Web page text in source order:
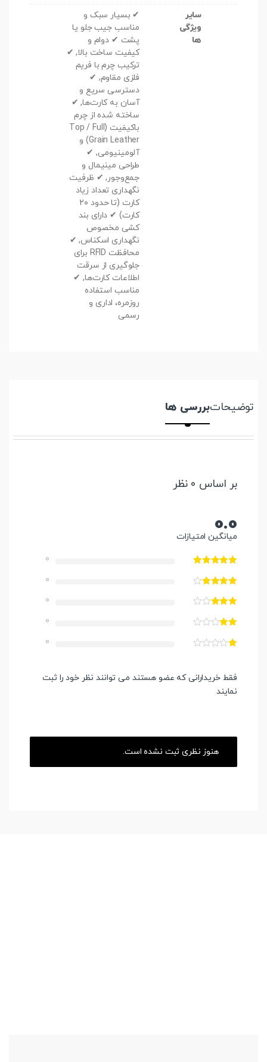
سایر
ویژگی
ها
✔ بسیار سبک و
مناسب جیب جلو یا
پشت ✔ دوام و
کیفیت ساخت بالا, ✔
ترکیب چرم با فریم
فلزی مقاوم, ✔
دسترسی سریع و
آسان به کارت‌ها, ✔
ساخته شده از چرم
باکیفیت (Top / Full
Grain Leather) و
آلومینیومی, ✔
طراحی مینیمال و
جمع‌وجور, ✔ ظرفیت
نگهداری تعداد زیاد
کارت (تا حدود ۲۰
کارت) ✔ دارای بند
کشی مخصوص
نگهداری اسکناس, ✔
محافظت RFID برای
جلوگیری از سرقت
اطلاعات کارت‌ها, ✔
مناسب استفاده
روزمره، اداری و
رسمی
توضیحاتبررسی ها
بر اساس 0 نظر
0.0
میانگین امتیازات
0
0
0
0
0
فقط خریدارانی که عضو هستند می توانند نظر خود را ثبت
نمایند
هنوز نظری ثبت نشده است.